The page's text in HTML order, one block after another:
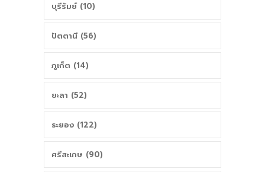
บุรีรัมย์ (10)
ปัตตานี (56)
ภูเก็ต (14)
ยะลา (52)
ระยอง (122)
ศรีสะเกษ (90)